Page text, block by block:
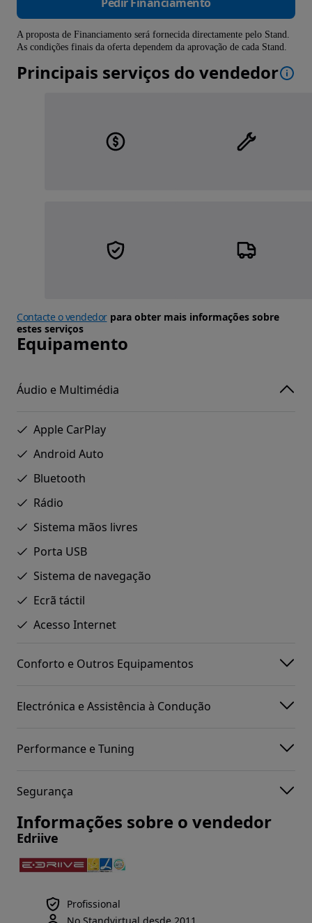
A proposta de Financiamento será fornecida directamente pelo Stand.
As condições finais da oferta dependem da aprovação de cada Stand.
Principais serviços do vendedor
Contacte o vendedorpara obter mais informações sobre
estes serviços
Equipamento
Áudio e Multimédia
Apple CarPlay
Android Auto
Bluetooth
Rádio
Sistema mãos livres
Porta USB
Sistema de navegação
Ecrã táctil
Acesso Internet
Conforto e Outros Equipamentos
Electrónica e Assistência à Condução
Performance e Tuning
Segurança
Informações sobre o vendedor
Edriive
Profissional